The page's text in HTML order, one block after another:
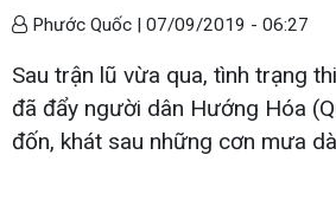
Phước Quốc | 07/09/2019 - 06:27
Sau trận lũ vừa qua, tình trạng
đã đẩy người dân Hướng Hóa
đốn, khát sau những cơn mưa